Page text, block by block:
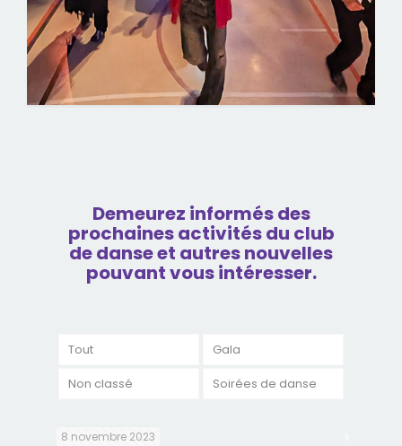
Demeurez informés des
prochaines activités du club
de danse et autres nouvelles
pouvant vous intéresser.
Tout Gala
Non classé Soirées de danse
8 novembre 2023